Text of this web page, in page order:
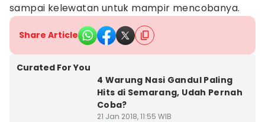
sampai kelewatan untuk mampir mencobanya.
Share Article
Curated For You
4 Warung Nasi Gandul Paling
Hits di Semarang, Udah Pernah
Coba?
21 Jan 2018, 11:55 WIB